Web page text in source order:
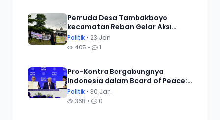
Pemuda Desa Tambakboyo
kecamatan Reban Gelar Aksi
Damai, Tuntut Transparansi
Alokasi Dana Desa
Politik • 23 Jan
405 •
1
Pro-Kontra Bergabungnya
Indonesia dalam Board of Peace:
Menimbang Solusi Alternatif
Perdamaian Dunia.
Politik • 30 Jan
368 •
0